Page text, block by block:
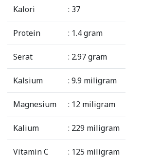
Kalori : 37
Protein : 1.4 gram
Serat : 2.97 gram
Kalsium : 9.9 miligram
Magnesium : 12 miligram
Kalium : 229 miligram
Vitamin C : 125 miligram